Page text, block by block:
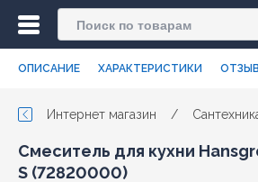
ОПИСАНИЕ ХАРАКТЕРИСТИКИ
Интернет магазин /
Смеситель для кухни
S (72820000)